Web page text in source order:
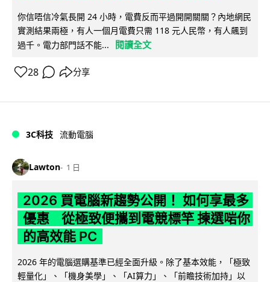
你信唔信冷氣長開 24 小時，電費反而平過開開關關？內地網民
實測結果兩極，有人一個月電費只需 118 元人民幣，有人飆到
過千。電力部門話不能...
閱讀全文
28 分享
3C科技 流動電腦
Lawton 1 日
2026 買電腦新趨勢公開！ 如何享最多
優惠 從極致便攜到電競標竿 揀選啱你
的高效能 PC
2026 年的電腦選購基準已經全面升級。除了基本效能，「極致
輕量化」、「機身美學」、「AI算力」、「前瞻技術加持」以